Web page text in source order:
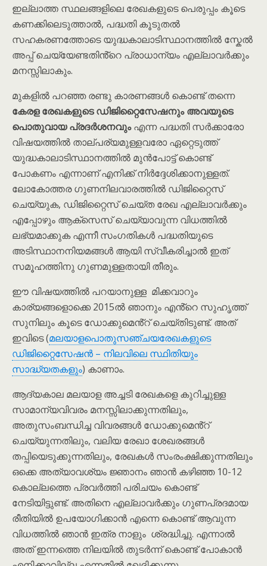
ഇല്ലാത്ത സ്ഥലങ്ങളിലെ രേഖകളുടെ പെരുപ്പം കൂടെ
കണക്കിലെടുത്താൽ, പദ്ധതി കൂടുതൽ
സഹകരണത്തോടെ യുദ്ധകാലാടിസ്ഥാനത്തിൽ സ്കേൽ
അപ്പ് ചെയ്യേണ്ടതിൻ്റെ പ്രാധാന്യം എല്ലാവർക്കും
മനസ്സിലാകും.
മുകളിൽ പറഞ്ഞ രണ്ടു കാരണങ്ങൾ കൊണ്ട് തന്നെ
കേരള രേഖകളുടെ ഡിജിറ്റൈസേഷനും അവയുടെ
പൊതുവായ പ്രദർശനവുംഎന്ന പദ്ധതി സർക്കാരോ
വിഷയത്തിൽ താല്പര്യമുള്ളവരോ ഏറ്റെടുത്ത്
യുദ്ധകാലാടിസ്ഥാനത്തിൽ മുൻപോട്ട് കൊണ്ട്
പോകണം എന്നാണ് എനിക്ക് നിർദ്ദേശിക്കാനുള്ളത്.
ലോകോത്തര ഗുണനിലവാരത്തിൽ ഡിജിറ്റൈസ്
ചെയ്യുക, ഡിജിറ്റൈസ് ചെയ്ത രേഖ എല്ലാവർക്കും
എപ്പോഴും ആക്സെസ് ചെയ്യാവുന്ന വിധത്തിൽ
ലഭ്യമാക്കുക എന്നീ സംഗതികൾ പദ്ധതിയുടെ
അടിസ്ഥാനനിയമങ്ങൾ ആയി സ്വീകരിച്ചാൽ ഇത്
സമൂഹത്തിനു ഗുണമുള്ളതായി തീരും.
ഈ വിഷയത്തിൽ പറയാനുള്ള മിക്കവാറും
കാര്യങ്ങളൊക്കെ 2015ൽ ഞാനും എൻ്റെ സുഹൃത്ത്
സുനിലും കൂടെ ഡോക്കുമെൻ്റ് ചെയ്തിടുണ്ട്. അത്
ഇവിടെ (മലയാളപൊതുസഞ്ചയരേഖകളുടെ
ഡിജിറ്റൈസേഷൻ – നിലവിലെ സ്ഥിതിയും
സാദ്ധ്യതകളും) കാണാം.
ആദ്യകാല മലയാള അച്ചടി രേഖകളെ കുറിച്ചുള്ള
സാമാന്യവിവരം മനസ്സിലാക്കുന്നതിലും,
അതുസംബന്ധിച്ച വിവരങ്ങൾ ഡോക്കുമെൻ്റ്
ചെയ്യുന്നതിലും, വലിയ രേഖാ ശേഖരങ്ങൾ
തപ്പിയെടുക്കുന്നതിലും, രേഖകൾ സംരംക്ഷിക്കുന്നതിലും
ഒക്കെ അത്യാവശ്യം ജ്ഞാനം ഞാൻ കഴിഞ്ഞ 10-12
കൊല്ലത്തെ പ്രവർത്തി പരിചയം കൊണ്ട്
നേടിയിട്ടുണ്ട്. അതിനെ എല്ലാവർക്കും ഗുണപ്രദമായ
രീതിയിൽ ഉപയോഗിക്കാൻ എന്നെ കൊണ്ട് ആവുന്ന
വിധത്തിൽ ഞാൻ ഇത്ര നാളും ശ്രദ്ധിച്ചു. എന്നാൽ
അത് ഇന്നത്തെ നിലയിൽ തുടർന്ന് കൊണ്ട് പോകാൻ